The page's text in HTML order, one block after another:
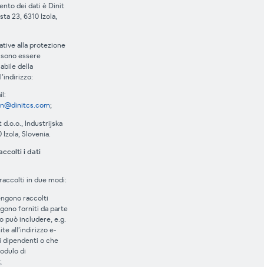
dei dati è Dinit
23, 6310 Izola,
alla protezione
essere
della
;
Industrijska
Slovenia.
i dati
in due modi:
raccolti
forniti da parte
può includere, e.g.
all’indirizzo e-
dipendenti o che
di